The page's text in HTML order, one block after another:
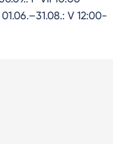
V 12:00-